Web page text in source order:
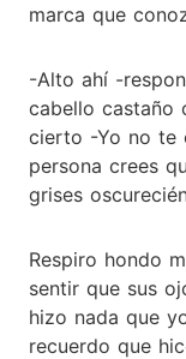
marca que
-Alto ahí -
cabello castaño
cierto -Yo no te
persona crees
grises
Respiro hondo
sentir que sus
hizo nada que
recuerdo que